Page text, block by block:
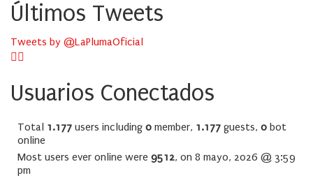
Últimos Tweets
Tweets by @LaPlumaOficial
Usuarios Conectados
Total 1.177 users including 0 member, 1.177 guests, 0 bot
online
Most users ever online were 9512, on 8 mayo, 2026 @ 3:59
pm